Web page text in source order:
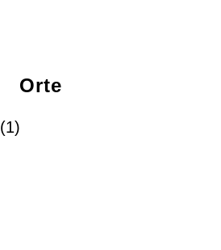
Orte
(1)